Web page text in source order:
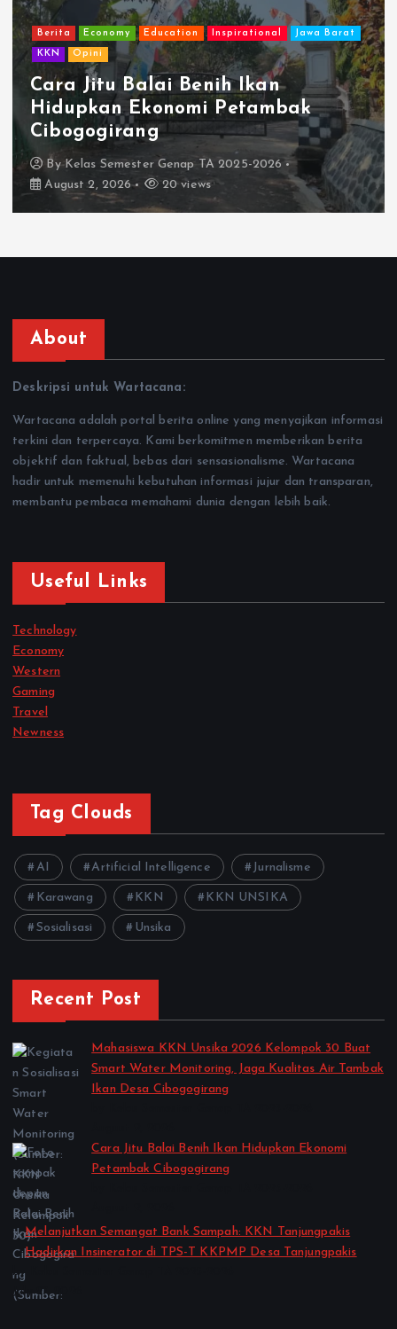
Berita Economy Education Inspirational Jawa Barat
KKN Opini
Cara Jitu Balai Benih Ikan
Hidupkan Ekonomi Petambak
Cibogogirang
ByKelas Semester Genap TA 2025-2026
August 2, 2026
20 views
About
Deskripsi untuk Wartacana:
Wartacana adalah portal berita online yang menyajikan informasi
terkini dan terpercaya. Kami berkomitmen memberikan berita
objektif dan faktual, bebas dari sensasionalisme. Wartacana
hadir untuk memenuhi kebutuhan informasi jujur dan transparan,
membantu pembaca memahami dunia dengan lebih baik.
Useful Links
Technology
Economy
Western
Gaming
Travel
Newness
Tag Clouds
AI Artificial Intelligence Jurnalisme
Karawang KKN KKN UNSIKA
Sosialisasi Unsika
Recent Post
Mahasiswa KKN Unsika 2026 Kelompok 30 Buat
Smart Water Monitoring, Jaga Kualitas Air Tambak
Ikan Desa Cibogogirang
Cara Jitu Balai Benih Ikan Hidupkan Ekonomi
Petambak Cibogogirang
Melanjutkan Semangat Bank Sampah: KKN Tanjungpakis
Hadirkan Insinerator di TPS-T KKPMP Desa Tanjungpakis
by Kelas Semester Genap TA 2025-2026
July 27, 2026